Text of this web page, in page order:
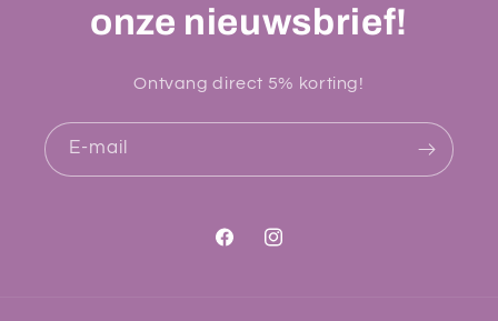
onze nieuwsbrief!
Ontvang direct 5% korting!
E‑mail
FacebookInstagram